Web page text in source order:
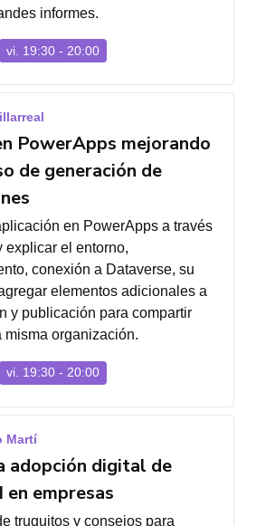
informes.
vi. 19:30 - 20:00
PowerApps mejorando
de generación de
en PowerApps a través
explicar el entorno,
conexión a Dataverse, su
elementos adicionales a
y publicación para compartir
misma organización.
vi. 19:30 - 20:00
Martí
adopción digital de
en empresas
truquitos y consejos para